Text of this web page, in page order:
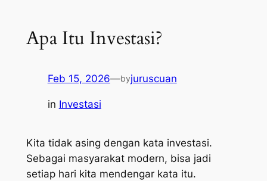
Apa Itu Investasi?
Feb 15, 2026—byjuruscuan
in Investasi
Kita tidak asing dengan kata investasi.
Sebagai masyarakat modern, bisa jadi
setiap hari kita mendengar kata itu.